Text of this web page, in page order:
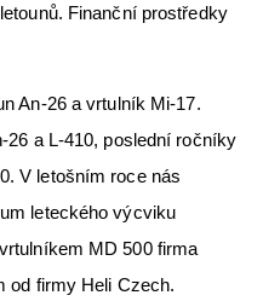
Finanční prostředky
An-26 a vrtulník Mi-17.
26 a L-410, poslední ročníky
V letošním roce nás
leteckého výcviku
MD 500 firma
od firmy Heli Czech.